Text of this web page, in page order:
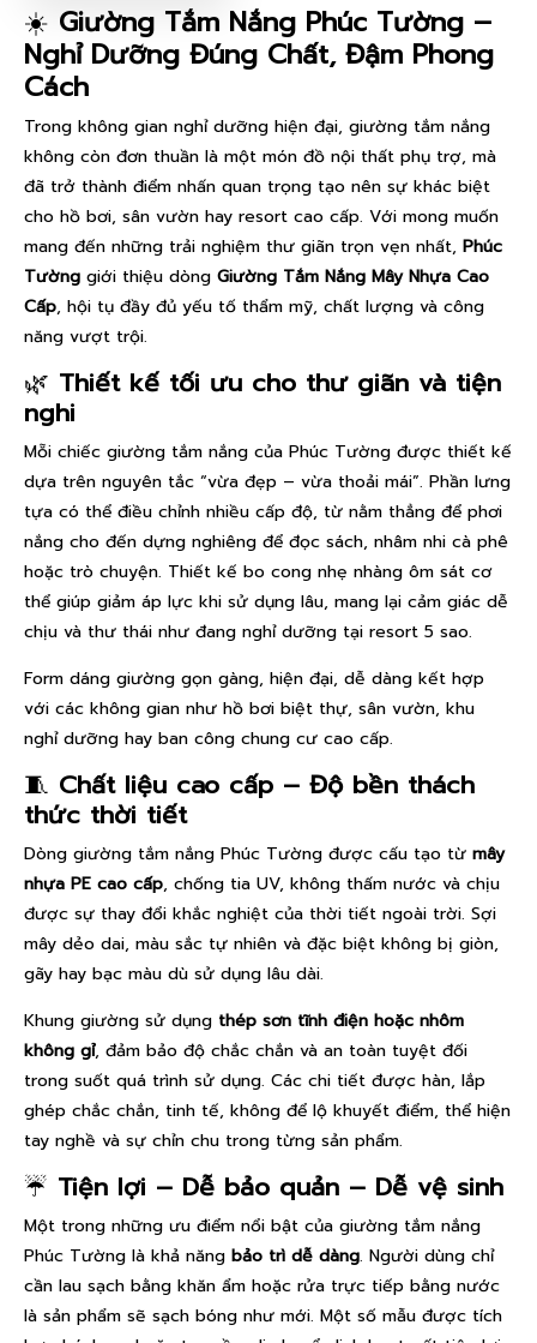
☀️ Giường Tắm Nắng Phúc Tường –
Nghỉ Dưỡng Đúng Chất, Đậm Phong
Cách
Trong không gian nghỉ dưỡng hiện đại, giường tắm nắng
không còn đơn thuần là một món đồ nội thất phụ trợ, mà
đã trở thành điểm nhấn quan trọng tạo nên sự khác biệt
cho hồ bơi, sân vườn hay resort cao cấp. Với mong muốn
mang đến những trải nghiệm thư giãn trọn vẹn nhất, Phúc
Tường giới thiệu dòng Giường Tắm Nắng Mây Nhựa Cao
Cấp, hội tụ đầy đủ yếu tố thẩm mỹ, chất lượng và công
năng vượt trội.
🌿 Thiết kế tối ưu cho thư giãn và tiện
nghi
Mỗi chiếc giường tắm nắng của Phúc Tường được thiết kế
dựa trên nguyên tắc “vừa đẹp – vừa thoải mái”. Phần lưng
tựa có thể điều chỉnh nhiều cấp độ, từ nằm thẳng để phơi
nắng cho đến dựng nghiêng để đọc sách, nhâm nhi cà phê
hoặc trò chuyện. Thiết kế bo cong nhẹ nhàng ôm sát cơ
thể giúp giảm áp lực khi sử dụng lâu, mang lại cảm giác dễ
chịu và thư thái như đang nghỉ dưỡng tại resort 5 sao.
Form dáng giường gọn gàng, hiện đại, dễ dàng kết hợp
với các không gian như hồ bơi biệt thự, sân vườn, khu
nghỉ dưỡng hay ban công chung cư cao cấp.
🧵 Chất liệu cao cấp – Độ bền thách
thức thời tiết
Dòng giường tắm nắng Phúc Tường được cấu tạo từ mây
nhựa PE cao cấp, chống tia UV, không thấm nước và chịu
được sự thay đổi khắc nghiệt của thời tiết ngoài trời. Sợi
mây dẻo dai, màu sắc tự nhiên và đặc biệt không bị giòn,
gãy hay bạc màu dù sử dụng lâu dài.
Khung giường sử dụng thép sơn tĩnh điện hoặc nhôm
không gỉ, đảm bảo độ chắc chắn và an toàn tuyệt đối
trong suốt quá trình sử dụng. Các chi tiết được hàn, lắp
ghép chắc chắn, tinh tế, không để lộ khuyết điểm, thể hiện
tay nghề và sự chỉn chu trong từng sản phẩm.
☔ Tiện lợi – Dễ bảo quản – Dễ vệ sinh
Một trong những ưu điểm nổi bật của giường tắm nắng
Phúc Tường là khả năng bảo trì dễ dàng. Người dùng chỉ
cần lau sạch bằng khăn ẩm hoặc rửa trực tiếp bằng nước
là sản phẩm sẽ sạch bóng như mới. Một số mẫu được tích